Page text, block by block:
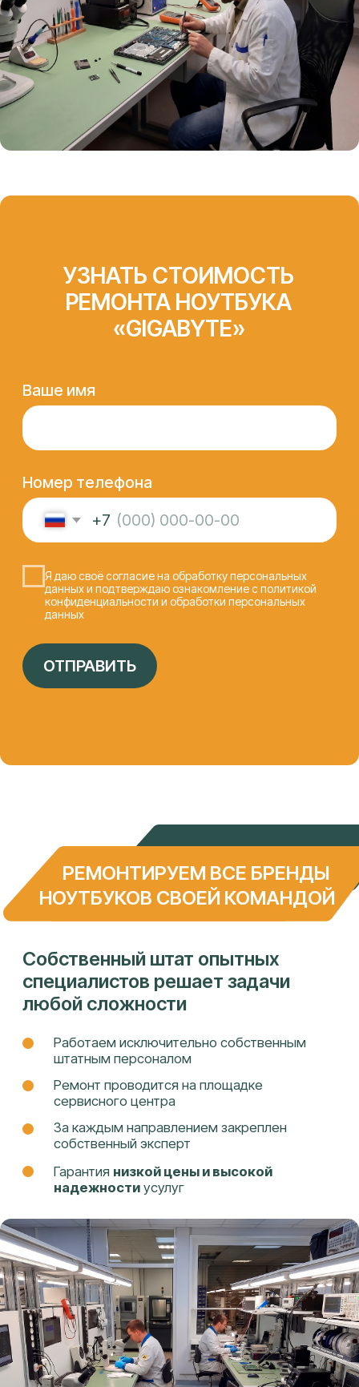
СЕРТФИКАТЫ И
ОФИЦИАЛЬНЫЕ
ДОКУМЕНТЫ,
ПОДТВЕРЖДАЮЩИЕ
КОМПЕТЕНЦИЮ
«АЙТИ-ЛАБ»
Федора Лузана, 6
ПН-ПТ 9:00 - 19:00, СБ 10:00 - 15:00
центров
info@it-lab23.ru +7 (961) 594 55 22
КОНТАКТЫ
(961) 594-55-22
Ремонт телефонов
Ремонт ноутбуков
Ремонт телевизоров
Ремонт стабилизоторов
Ремонт ИБП
Ремонт электросамокатов
Ремонт кофемашин
Ремонт принтеров
Заправка картриджей
Восстановление данных
Политика
конфиденциальности и
обработка персональных
данных